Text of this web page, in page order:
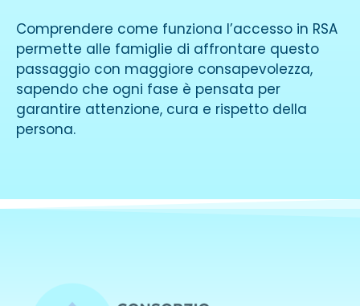
Comprendere come funziona l’accesso in RSA
permette alle famiglie di affrontare questo
passaggio con maggiore consapevolezza,
sapendo che ogni fase è pensata per
garantire attenzione, cura e rispetto della
persona.